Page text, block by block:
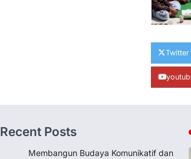
4
Twitter
Recent Posts
Membangun Budaya Komunikatif dan